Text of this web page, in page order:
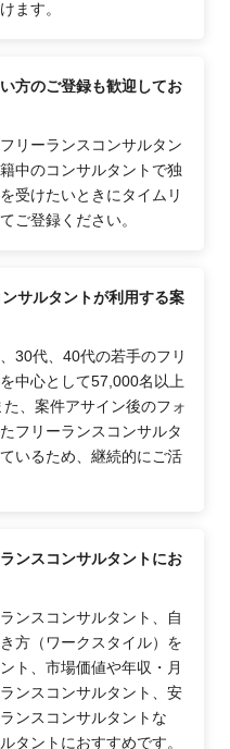
ます。
方のご登録も歓迎してお
リーランスコンサルタン
中のコンサルタントで独
受けたいときにタイムリ
ご登録ください。
サルタントが利用する案
30代、40代の若手のフリ
中心として57,000名以上
、案件アサイン後のフォ
フリーランスコンサルタ
いるため、継続的にご活
ンスコンサルタントにお
ンスコンサルタント、自
方（ワークスタイル）を
ト、市場価値や年収・月
ンスコンサルタント、安
ンスコンサルタントな
タントにおすすめです。